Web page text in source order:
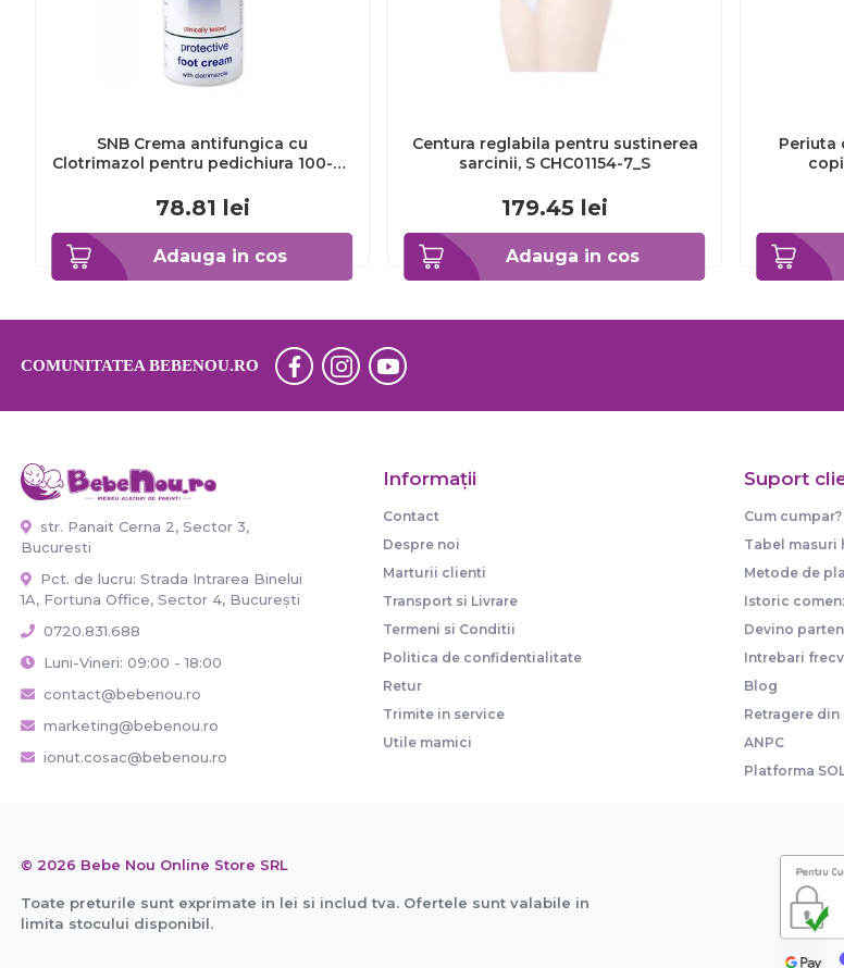
Adauga in cos
SNB Crema antifungica cu
Clotrimazol pentru pedichiura 100-ml
78.81 lei
Adauga in cos
Centura reglabila pentru sustinerea
sarcinii, S CHC01154-7_S
179.45 lei
Periuta
COMUNITATEA BEBENOU.RO
str. Panait Cerna 2, Sector 3,
Bucuresti
Pct. de lucru: Strada Intrarea Binelui
1A, Fortuna Office, Sector 4, București
0720.831.688
Luni-Vineri: 09:00 - 18:00
contact@bebenou.ro
marketing@bebenou.ro
ionut.cosac@bebenou.ro
Informaţii
Contact
Despre noi
Marturii clienti
Transport si Livrare
Termeni si Conditii
Politica de confidentialitate
Retur
Trimite in service
Utile mamici
Suport
Cum cumpar?
Tabel masuri
Metode de
Istoric
Devino
Intrebari
Blog
Retragere
ANPC
Platforma
© 2026 Bebe Nou Online Store SRL
Toate preturile sunt exprimate in lei si includ tva. Ofertele sunt valabile in
limita stocului disponibil.